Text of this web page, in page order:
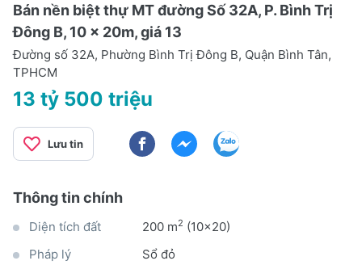
Bán nền biệt thự MT đường Số 32A, P. Bình Trị
Đông B, 10 x 20m, giá 13
Đường số 32A, Phường Bình Trị Đông B, Quận Bình Tân,
TPHCM
13 tỷ 500 triệu
Lưu tin
Thông tin chính
Diện tích đất 200 m2 (10x20)
Pháp lý
Sổ đỏ